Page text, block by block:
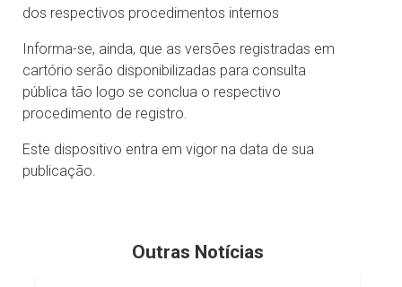
dos respectivos procedimentos internos
Informa-se, ainda, que as versões registradas em
cartório serão disponibilizadas para consulta
pública tão logo se conclua o respectivo
procedimento de registro.
Este dispositivo entra em vigor na data de sua
publicação.
Outras Notícias